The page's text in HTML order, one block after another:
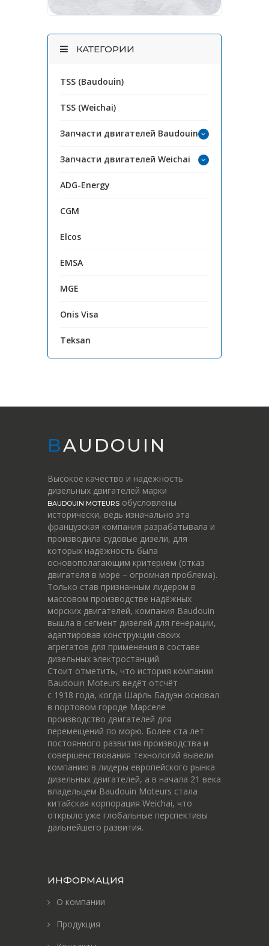
КАТЕГОРИИ
TSS (Baudouin)
TSS (Weichai)
Запчасти двигателей Baudouin
Запчасти двигателей Weichai
ADG-Energy
CGM
Elcos
EMSA
MGE
Onis Visa
Teksan
BAUDOUIN
Высокое качество и надёжность
дизельных двигателей марки
BAUDOUIN MOTEURS обусловлены
исторически, ведь изначально эта
французская компания разрабатывала и
производила судовые дизели, для
которых надёжность была
основополагающим критерием (отказ
двигателя в море – огромная проблема).
Только став признанным лидером в
массовом производстве надёжных
морских двигателей, компания Baudouin
вышла в сегмент дизелей для генерации,
адаптировав конструкции своих
агрегатов для применения в составе
дизельных электростанций.
Стоит отметить, что история компании
Baudouin Moteurs ведёт отсчёт
c 1918 года, когда Шарль Бадуэн основал
в портовом городе Марселе
производство двигателей для
перемещений по морю. Более ста лет
постоянного развития производства и
совершенствования технологий вывели
компанию в лидеры европейского рынка
дизельных двигателей, а в начала 21 века
владельцем Baudouin Moteurs стала
китайская корпорация Weichai, что
открыло уже глобальные перспективы
дальнейшего развития.
ИНФОРМАЦИЯ
О компании
Продукция